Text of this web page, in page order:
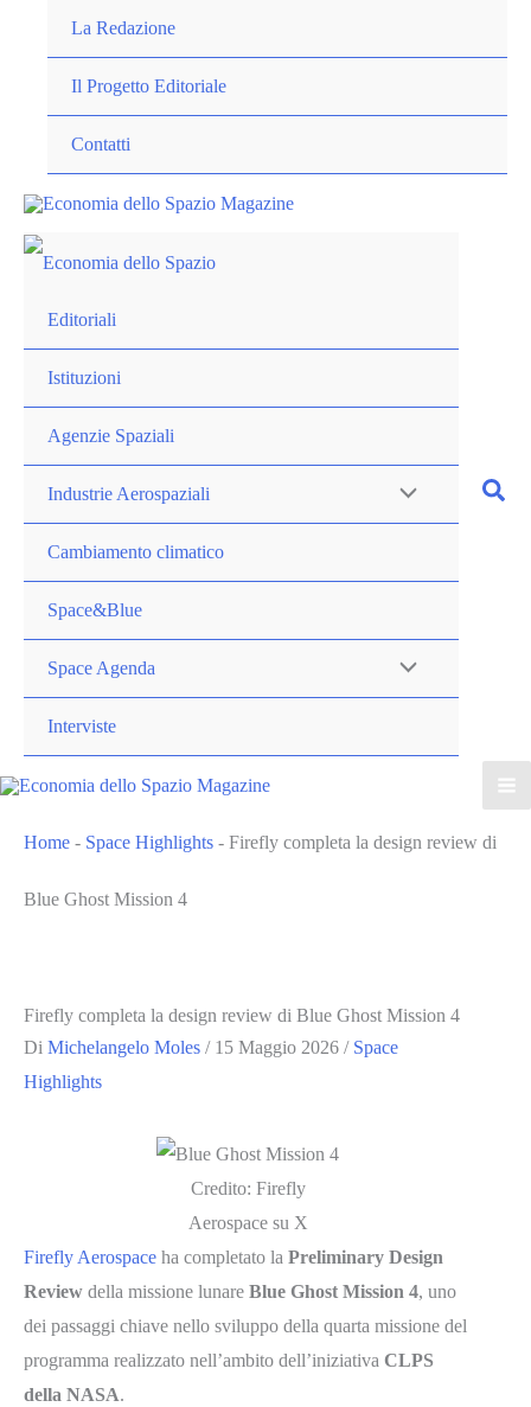
contenuto
La Redazione
Il Progetto Editoriale
Contatti
Editoriali
Istituzioni
Agenzie Spaziali
Industrie Aerospaziali
Cambiamento climatico
Space&Blue
Space Agenda
Interviste
Home - Space Highlights - Firefly completa la design review di
Blue Ghost Mission 4
Firefly completa la design review di Blue Ghost Mission 4
Di Michelangelo Moles / 15 Maggio 2026 / Space
Highlights
Credito: Firefly
Aerospace su X
Firefly Aerospace ha completato la Preliminary Design
Review della missione lunare Blue Ghost Mission 4, uno
dei passaggi chiave nello sviluppo della quarta missione del
programma realizzato nell’ambito dell’iniziativa CLPS
della NASA.